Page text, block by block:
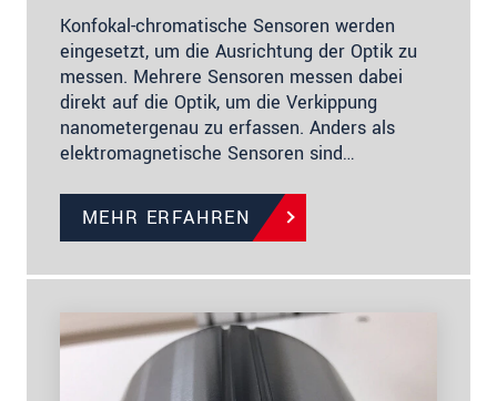
Konfokal-chromatische Sensoren werden
eingesetzt, um die Ausrichtung der Optik zu
messen. Mehrere Sensoren messen dabei
direkt auf die Optik, um die Verkippung
nanometergenau zu erfassen. Anders als
elektromagnetische Sensoren sind…
MEHR ERFAHREN